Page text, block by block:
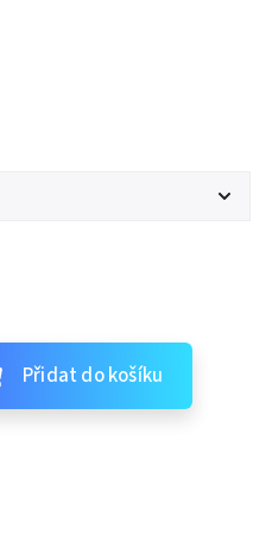
Přidat do košíku